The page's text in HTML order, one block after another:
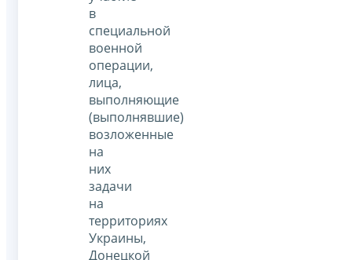
в
специальной
военной
операции,
лица,
выполняющие
(выполнявшие)
возложенные
на
них
задачи
на
территориях
Украины,
Донецкой